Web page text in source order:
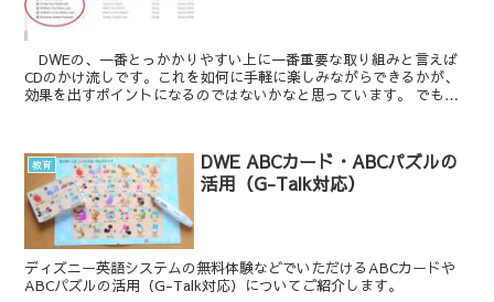
DWEの、一番とっかかりやすい上に一番重要な取り組みと言えば
CDのかけ流しです。これを如何に手軽に楽しみながらできるかが、
効果を出すポイントになるのではないかなと思っています。 でも、
教育
DWE ABCカード・ABCパズルの
活用（G-Talk対応）
ディズニー英語システムの無料体験などでいただけるABCカードや
ABCパズルの活用（G-Talk対応）についてご紹介します。